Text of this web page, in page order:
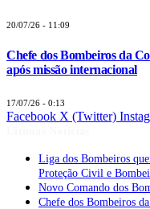
20/07/26 - 11:09
Chefe dos Bombeiros da
após missão internacional
17/07/26 - 0:13
Facebook X (Twitter)
Liga dos Bombeiros
Proteção Civil e
Novo Comando dos
Chefe dos Bombeiros